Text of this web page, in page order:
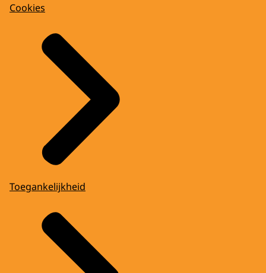
Cookies
Toegankelijkheid